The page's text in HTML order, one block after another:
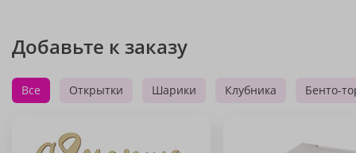
Добавьте к заказу
Все Открытки Шарики Клубника Бенто-